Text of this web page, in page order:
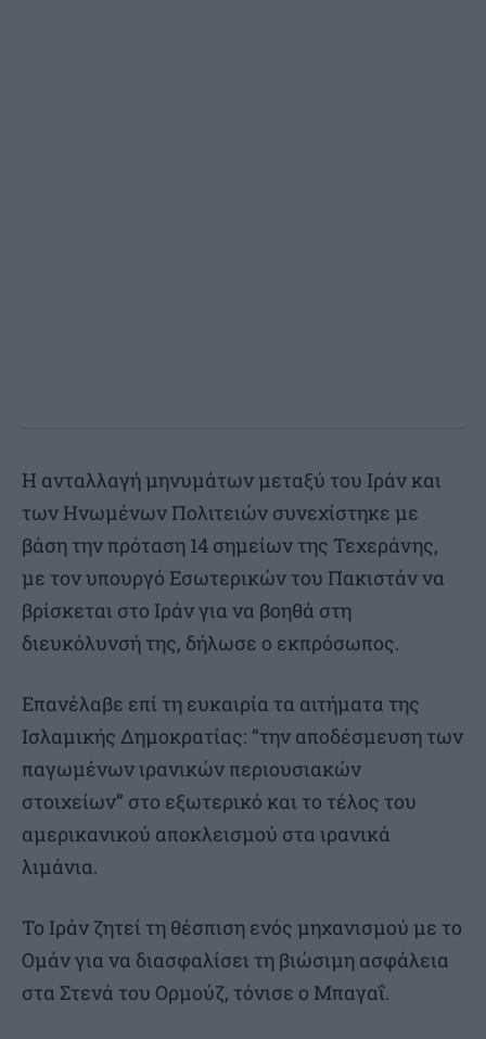
Η ανταλλαγή μηνυμάτων μεταξύ του Ιράν και
των Ηνωμένων Πολιτειών συνεχίστηκε με
βάση την πρόταση 14 σημείων της Τεχεράνης,
με τον υπουργό Εσωτερικών του Πακιστάν να
βρίσκεται στο Ιράν για να βοηθά στη
διευκόλυνσή της, δήλωσε ο εκπρόσωπος.
Επανέλαβε επί τη ευκαιρία τα αιτήματα της
Ισλαμικής Δημοκρατίας: “την αποδέσμευση των
παγωμένων ιρανικών περιουσιακών
στοιχείων” στο εξωτερικό και το τέλος του
αμερικανικού αποκλεισμού στα ιρανικά
λιμάνια.
Το Ιράν ζητεί τη θέσπιση ενός μηχανισμού με το
Ομάν για να διασφαλίσει τη βιώσιμη ασφάλεια
στα Στενά του Ορμούζ, τόνισε ο Μπαγαΐ.